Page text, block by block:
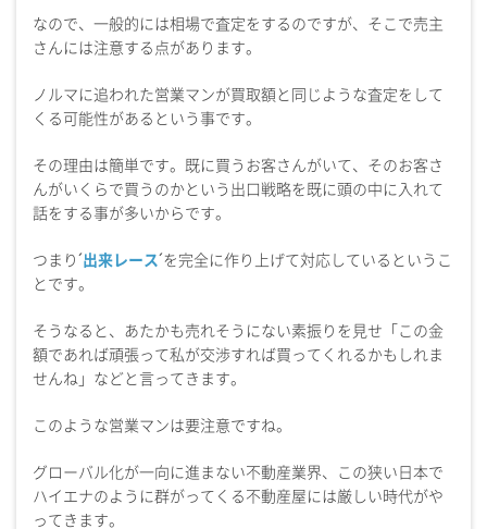
なので、一般的には相場で査定をするのですが、そこで売主
さんには注意する点があります。
ノルマに追われた営業マンが買取額と同じような査定をして
くる可能性があるという事です。
その理由は簡単です。既に買うお客さんがいて、そのお客さ
んがいくらで買うのかという出口戦略を既に頭の中に入れて
話をする事が多いからです。
つまり´出来レース´を完全に作り上げて対応しているというこ
とです。
そうなると、あたかも売れそうにない素振りを見せ「この金
額であれば頑張って私が交渉すれば買ってくれるかもしれま
せんね」などと言ってきます。
このような営業マンは要注意ですね。
グローバル化が一向に進まない不動産業界、この狭い日本で
ハイエナのように群がってくる不動産屋には厳しい時代がや
ってきます。